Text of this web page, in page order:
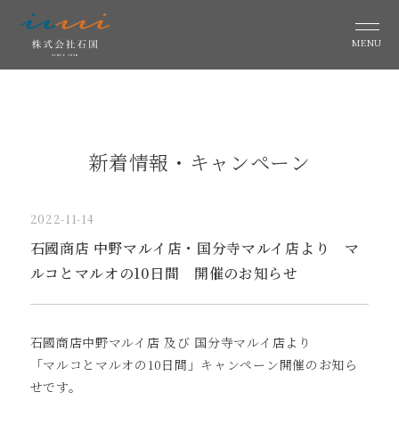
MENU
新着情報・キャンペーン
2022-11-14
石國商店 中野マルイ店・国分寺マルイ店より マ
ルコとマルオの10日間 開催のお知らせ
石國商店中野マルイ店 及び 国分寺マルイ店より
「マルコとマルオの10日間」キャンペーン開催のお知ら
せです。